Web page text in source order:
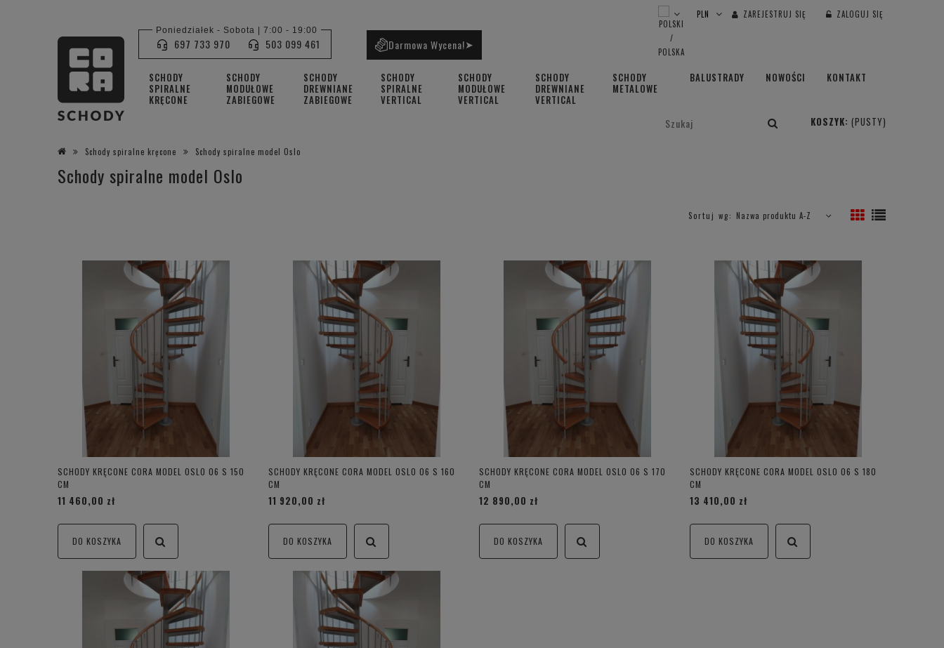
ZAREJESTRUJ SIĘ ZALOGUJ SIĘ
SCHODY
SPIRALNE
KRĘCONE
SCHODY
MODUŁOWE
ZABIEGOWE
SCHODY
DREWNIANE
ZABIEGOWE
SCHODY
SPIRALNE
VERTICAL
SCHODY
MODUŁOWE
VERTICAL
SCHODY
DREWNIANE
VERTICAL
SCHODY
METALOWE
BALUSTRADY NOWOŚCI KONTAKT
Poniedziałek - Sobota | 7:00 - 19:00
697 733 970 503 099 461 Darmowa Wycena!➤
KOSZYK: (PUSTY)
Schody spiralne kręcone Schody spiralne model Oslo
Schody spiralne model Oslo
Sortuj wg: Nazwa produktu A-Z
SCHODY KRĘCONE CORA MODEL OSLO 06 S 150
CM
11 460,00 zł
DO KOSZYKA
SCHODY KRĘCONE CORA MODEL OSLO 06 S 160
CM
11 920,00 zł
DO KOSZYKA
SCHODY KRĘCONE CORA MODEL OSLO 06 S 170
CM
12 890,00 zł
DO KOSZYKA
SCHODY KRĘCONE CORA MODEL OSLO 06 S 180
CM
13 410,00 zł
DO KOSZYKA